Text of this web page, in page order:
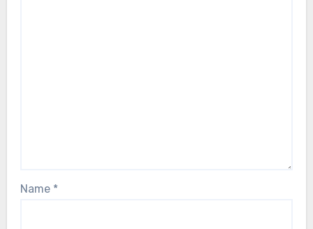
Name *